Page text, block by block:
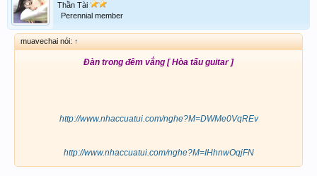
Thần Tài
Perennial member
muavechai nói: ↑
Đàn trong đêm vắng [ Hòa tấu guitar ]
http://www.nhaccuatui.com/nghe?M=DWMe0VqREv
http://www.nhaccuatui.com/nghe?M=IHhnwOqjFN